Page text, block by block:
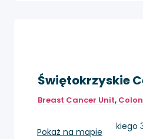
Świętokrzyskie
Breast Cancer Unit,
Kielce, ul. Artwińskiego
Pokaż na mapie